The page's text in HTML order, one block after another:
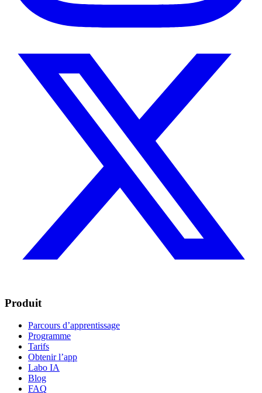
Produit
Parcours d’apprentissage
Programme
Tarifs
Obtenir l’app
Labo IA
Blog
FAQ